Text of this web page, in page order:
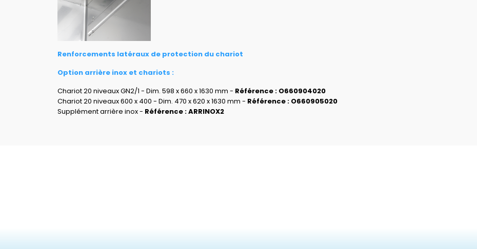
Renforcements latéraux de protection du chariot
Option arrière inox et chariots :
Chariot 20 niveaux GN2/1 - Dim. 598 x 660 x 1630 mm - Référence : O660904020
Chariot 20 niveaux 600 x 400 - Dim. 470 x 620 x 1630 mm - Référence : O660905020
Supplément arrière inox - Référence : ARRINOX2